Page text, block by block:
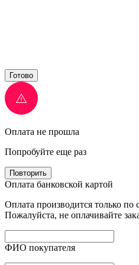
Готово
Оплата не прошла
Попробуйте еще раз
Повторить
Оплата банковской картой
Оплата производится только
Пожалуйста, не оплачивайте
ФИО покупателя